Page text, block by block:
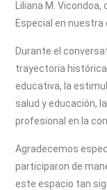
Liliana M.
Especial en nuestra
Durante el
trayectoria histórica
educativa, la
salud y educación,
profesional en la
Agradecemos
participaron de
este espacio tan